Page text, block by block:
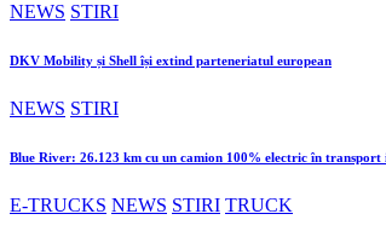
NEWS STIRI
DKV Mobility și Shell își extind parteneriatul european
NEWS STIRI
Blue River: 26.123 km cu un camion 100% electric în transport
E-TRUCKS NEWS STIRI TRUCK